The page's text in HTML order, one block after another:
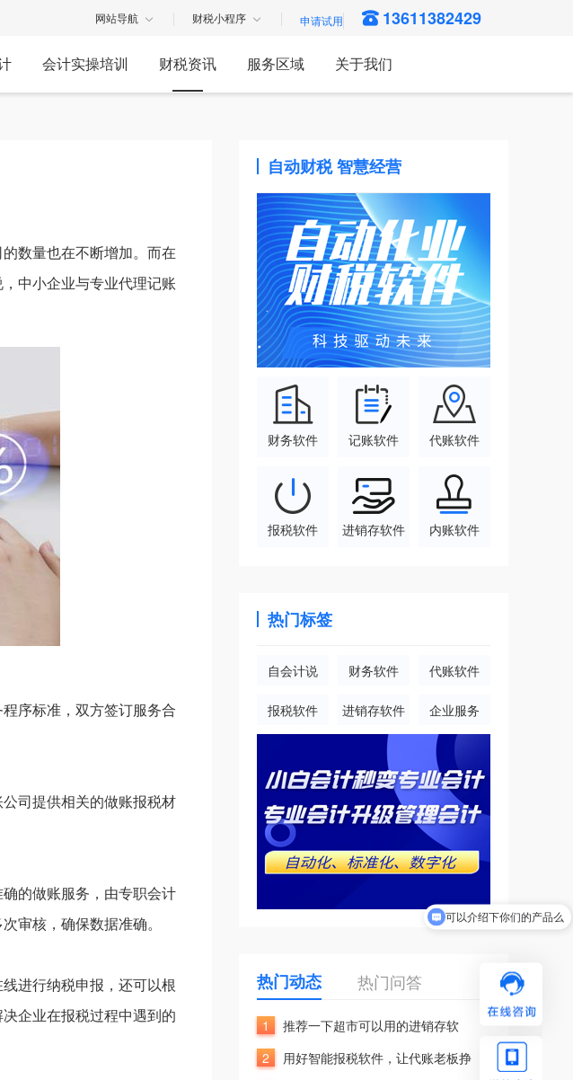
网站导航 财税小程序 13611382429
会计实操培训 财税资讯 服务区域 关于我们
数量也在不断增加。而在
中小企业与专业代理记账
序标准，双方签订服务合
司提供相关的做账报税材
的做账服务，由专职会计
审核，确保数据准确。
进行纳税申报，还可以根
企业在报税过程中遇到的
自动财税 智慧经营
财务软件 记账软件 代账软件
报税软件 进销存软件 内账软件
热门标签
自会计说 财务软件 代账软件
报税软件 进销存软件 企业服务
热门动态 热门问答
1
推荐一下超市可以用的进销存软
2
用好智能报税软件，让代账老板挣
你们是怎么收费的呢